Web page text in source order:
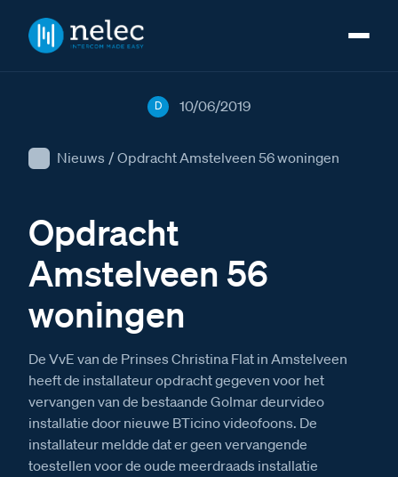
Nieuws / Opdracht Amstelveen 56 woningen
D 10/06/2019
Opdracht
Amstelveen 56
woningen
De VvE van de Prinses Christina Flat in Amstelveen
heeft de installateur opdracht gegeven voor het
vervangen van de bestaande Golmar deurvideo
installatie door nieuwe BTicino videofoons. De
installateur meldde dat er geen vervangende
toestellen voor de oude meerdraads installatie